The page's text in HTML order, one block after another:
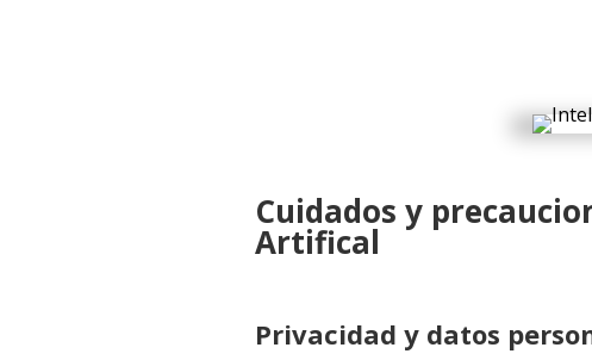
Cuidados y
Artifical
Privacidad y datos